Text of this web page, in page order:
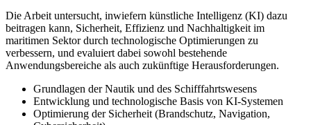
Die Arbeit untersucht, inwiefern künstliche Intelligenz (KI) dazu
beitragen kann, Sicherheit, Effizienz und Nachhaltigkeit im
maritimen Sektor durch technologische Optimierungen zu
verbessern, und evaluiert dabei sowohl bestehende
Anwendungsbereiche als auch zukünftige Herausforderungen.
Grundlagen der Nautik und des Schifffahrtswesens
Entwicklung und technologische Basis von KI-Systemen
Optimierung der Sicherheit (Brandschutz, Navigation,